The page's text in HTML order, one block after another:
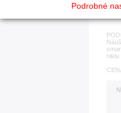
niklu
Podrobné